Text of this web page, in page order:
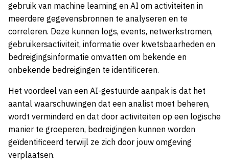
gebruik van machine learning en AI om activiteiten in
meerdere gegevensbronnen te analyseren en te
correleren. Deze kunnen logs, events, netwerkstromen,
gebruikersactiviteit, informatie over kwetsbaarheden en
bedreigingsinformatie omvatten om bekende en
onbekende bedreigingen te identificeren.
Het voordeel van een AI-gestuurde aanpak is dat het
aantal waarschuwingen dat een analist moet beheren,
wordt verminderd en dat door activiteiten op een logische
manier te groeperen, bedreigingen kunnen worden
geïdentificeerd terwijl ze zich door jouw omgeving
verplaatsen.